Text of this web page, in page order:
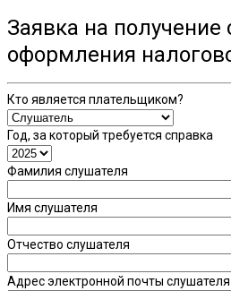
Заявка на получение
оформления
Кто является плательщиком?
Год, за который требуется справка
Фамилия слушателя
Имя слушателя
Отчество слушателя
Адрес электронной почты слушателя